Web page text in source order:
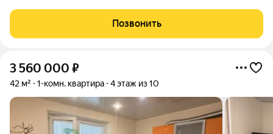
Площадь 37.7 кв.м. Аккуратное жилое состояние. Выполнен
ремонт из качественных
Позвонить
3 560 000 ₽
42 м² 1-комн. квартира 4 этаж из 10